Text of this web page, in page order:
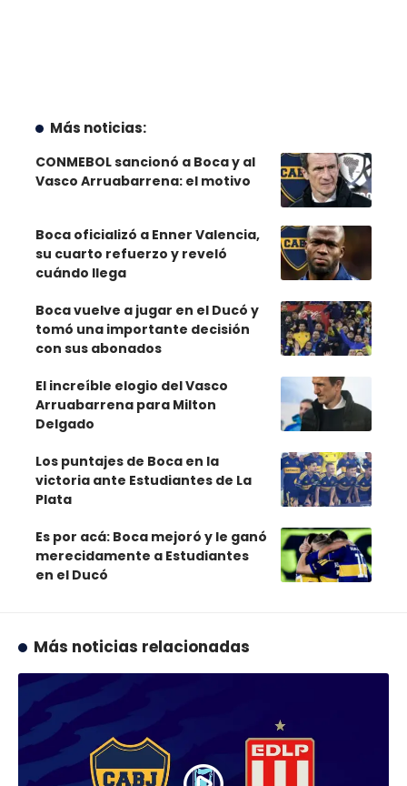
Más noticias:
CONMEBOL sancionó a Boca y al
Vasco Arruabarrena: el motivo
Boca oficializó a Enner Valencia,
su cuarto refuerzo y reveló
cuándo llega
Boca vuelve a jugar en el Ducó y
tomó una importante decisión
con sus abonados
El increíble elogio del Vasco
Arruabarrena para Milton
Delgado
Los puntajes de Boca en la
victoria ante Estudiantes de La
Plata
Es por acá: Boca mejoró y le ganó
merecidamente a Estudiantes
en el Ducó
Más noticias relacionadas